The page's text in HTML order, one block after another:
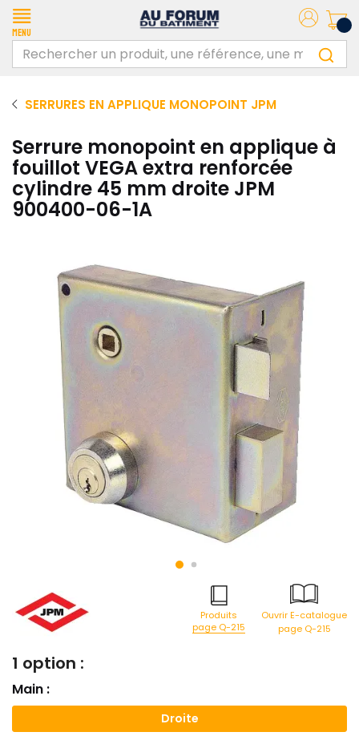
Menu
SERRURES EN APPLIQUE MONOPOINT JPM
Serrure monopoint en applique à
fouillot VEGA extra renforcée
cylindre 45 mm droite JPM
900400-06-1A
Produits
page Q-215
Ouvrir E-catalogue
page Q-215
1 option :
Main :
Droite